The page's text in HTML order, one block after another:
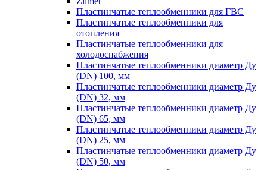
Пластинчатые теплообменники для ГВС
Пластинчатые теплообменники для
отопления
Пластинчатые теплообменники для
холодоснабжения
Пластинчатые теплообменники диаметр Ду
(DN) 100, мм
Пластинчатые теплообменники диаметр Ду
(DN) 32, мм
Пластинчатые теплообменники диаметр Ду
(DN) 65, мм
Пластинчатые теплообменники диаметр Ду
(DN) 25, мм
Пластинчатые теплообменники диаметр Ду
(DN) 50, мм